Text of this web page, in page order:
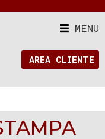
MENU
AREA CLIENTE